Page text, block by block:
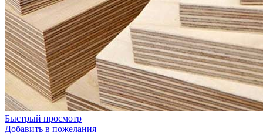
Быстрый просмотр
Добавить в пожелания